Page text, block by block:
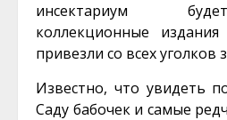
инсектариум
коллекционные
привезли со всех уголков
Известно, что увидеть
Саду бабочек и самые